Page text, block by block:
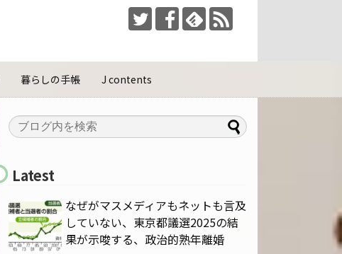
暮らしの手帳 J contents
Latest
なぜがマスメディアもネットも言及
していない、東京都議選2025の結
果が示唆する、政治的熟年離婚